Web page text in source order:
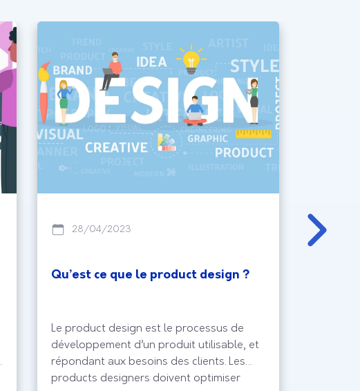
28/04/2023
Qu’est ce que le product design ?
Le product design est le processus de
développement d’un produit utilisable, et
répondant aux besoins des clients. Les
products designers doivent optimiser